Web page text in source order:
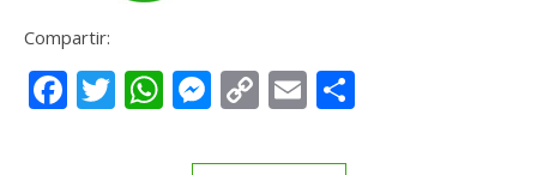
Compartir:
Facebook
Twitter
WhatsApp
Messenger
CopyEmail